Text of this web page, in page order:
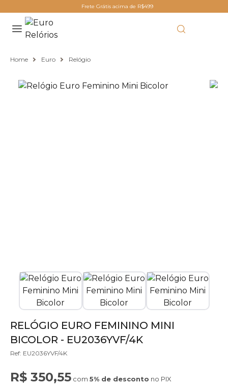
Frete Grátis acima de R$499
Home Euro Relógio
RELÓGIO EURO FEMININO MINI
BICOLOR - EU2036YVF/4K
Ref: EU2036YVF/4K
R$ 350,55 com 5% de desconto no PIX